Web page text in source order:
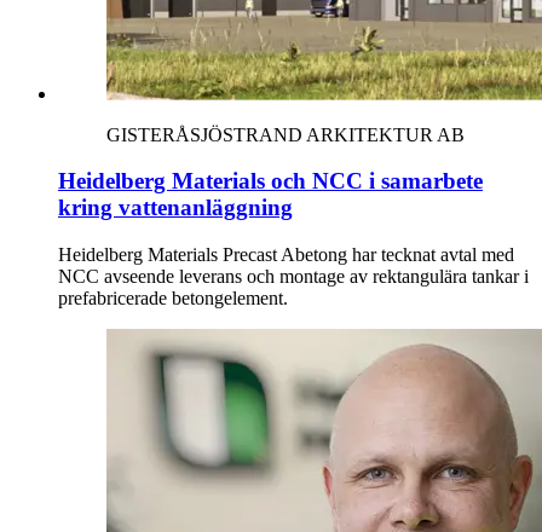
GISTERÅSJÖSTRAND ARKITEKTUR AB
Heidelberg Materials och NCC i samarbete
kring vattenanläggning
Heidelberg Materials Precast Abetong har tecknat avtal med
NCC avseende leverans och montage av rektangulära tankar i
prefabricerade betongelement.